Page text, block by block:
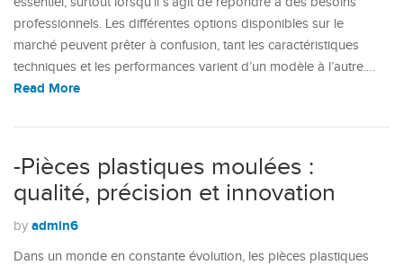
professionnels. Les différentes options disponibles sur le
marché peuvent prêter à confusion, tant les caractéristiques
techniques et les performances varient d’un modèle à l’autre.…
Read More
-Pièces plastiques moulées :
qualité, précision et innovation
by admin6
Dans un monde en constante évolution, les pièces plastiques